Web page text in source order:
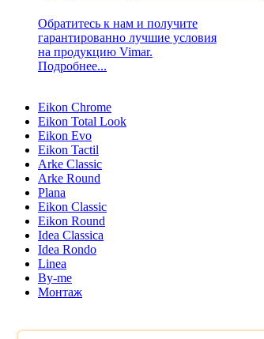
Обратитесь к нам и получите
гарантированно лучшие условия
на продукцию Vimar.
Подробнее...
Eikon Chrome
Eikon Total Look
Eikon Evo
Eikon Tactil
Arke Classic
Arke Round
Plana
Eikon Classic
Eikon Round
Idea Classica
Idea Rondo
Linea
By-me
Монтаж